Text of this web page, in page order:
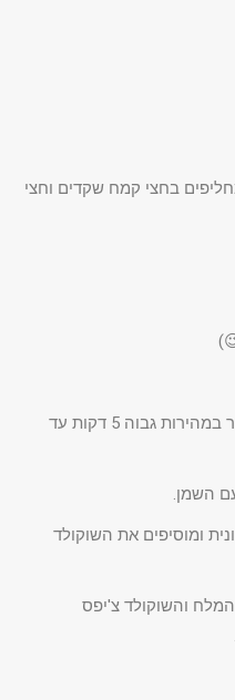
בחצי קמח שקדים וחצי
1. מקציפים את הביצים יחד עם הסוכר במהירות גבוה 5 דקות עד
ומוסיפים את השוקולד
והשוקולד צ'יפס